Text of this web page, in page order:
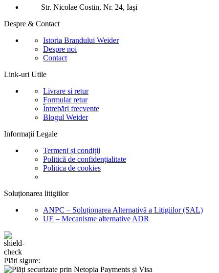
Str. Nicolae Costin, Nr. 24, Iași
Despre & Contact
Istoria Brandului Weider
Despre noi
Contact
Link-uri Utile
Livrare si retur
Formular retur
Întrebări frecvente
Blogul Weider
Informații Legale
Termeni și condiții
Politică de confidențialitate
Politica de cookies
Soluționarea litigiilor
ANPC – Soluționarea Alternativă a Litigiilor (SAL)
UE – Mecanisme alternative ADR
Plăți sigure: